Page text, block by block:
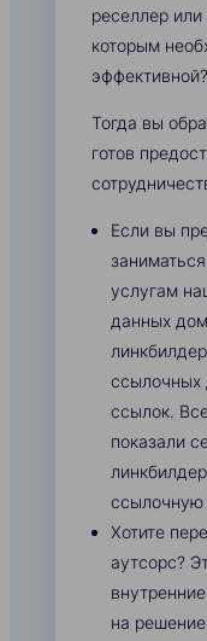
реселлер или
которым
эффективной?
Тогда вы
готов
Если вы
услугам
данных
ссылочных
ссылок.
показали
ссылочную
Хотите
аутсорс?
на